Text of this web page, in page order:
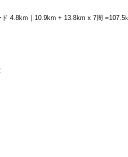
4.8km｜10.9km + 13.8km x 7周 =107.5